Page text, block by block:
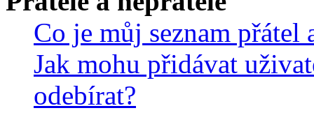
Co je můj seznam přátel
Jak mohu přidávat
odebírat?